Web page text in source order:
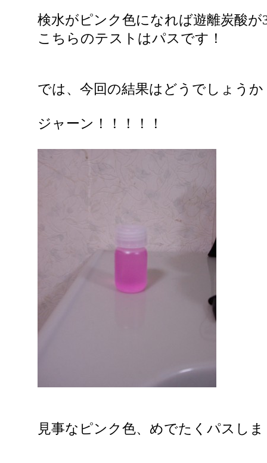
検水がピンク色になれば遊離炭酸が
こちらのテストはパスです！
では、今回の結果はどうでしょうか
ジャーン！！！！！
見事なピンク色、めでたくパスし